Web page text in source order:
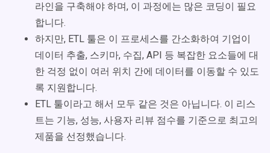
라인을 구축해야 하며, 이 과정에는 많은 코딩이 필요
합니다.
하지만, ETL 툴은 이 프로세스를 간소화하여 기업이
데이터 추출, 스키마, 수집, API 등 복잡한 요소들에 대
한 걱정 없이 여러 위치 간에 데이터를 이동할 수 있도
록 지원합니다.
ETL 툴이라고 해서 모두 같은 것은 아닙니다. 이 리스
트는 기능, 성능, 사용자 리뷰 점수를 기준으로 최고의
제품을 선정했습니다.